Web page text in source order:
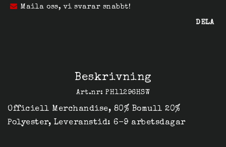
Maila oss, vi svarar snabbt!
DELA
Beskrivning
Art.nr: PH11296HSW
Officiell Merchandise, 80% Bomull 20%
Polyester, Leveranstid: 6-9 arbetsdagar